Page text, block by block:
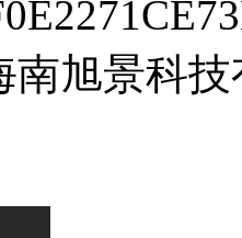
南旭景科